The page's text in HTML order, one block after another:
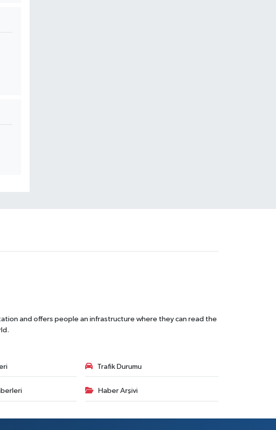
and offers people an infrastructure where they can read the
Trafik Durumu
Haber Arşivi